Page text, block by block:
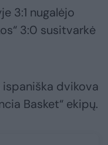
3:1 nugalėjo
3:0 susitvarkė
dvikova
Basket“ ekipų.